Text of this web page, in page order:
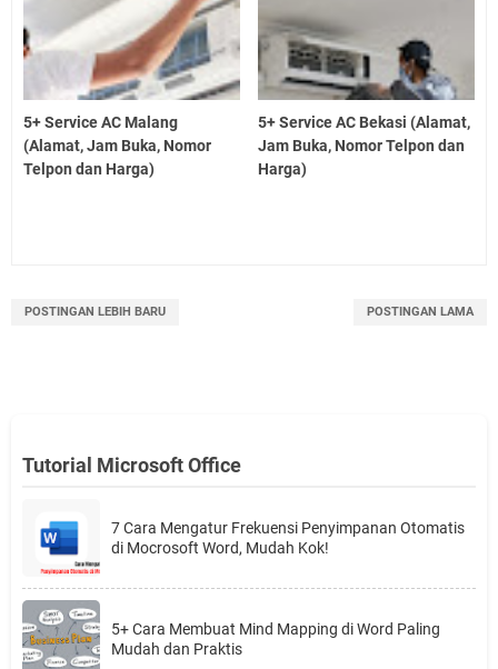
5+ Service AC Malang
(Alamat, Jam Buka, Nomor
Telpon dan Harga)
5+ Service AC Bekasi (Alamat,
Jam Buka, Nomor Telpon dan
Harga)
POSTINGAN LEBIH BARU POSTINGAN LAMA
Tutorial Microsoft Office
7 Cara Mengatur Frekuensi Penyimpanan Otomatis
di Mocrosoft Word, Mudah Kok!
5+ Cara Membuat Mind Mapping di Word Paling
Mudah dan Praktis